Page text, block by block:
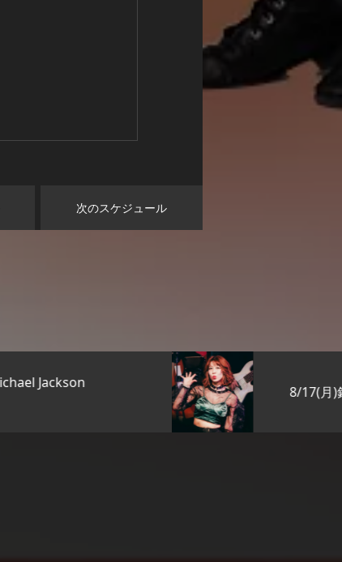
次のスケジュール
8/17(月)銀座KENTO’S